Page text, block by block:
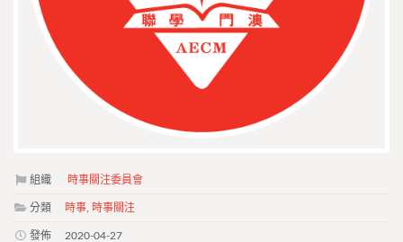
組織 時事關注委員會
分類 時事 時事關注
發佈 2020-04-27